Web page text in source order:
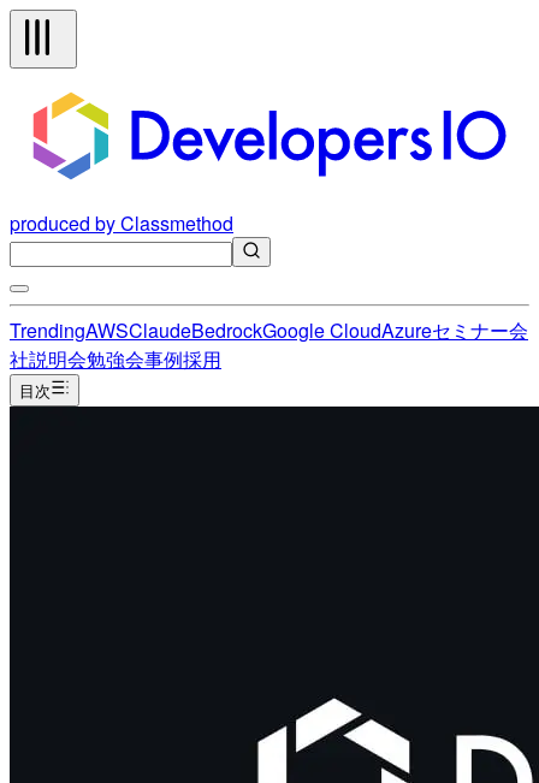
produced by Classmethod
TrendingAWSClaudeBedrockGoogle CloudAzureセミナー会
社説明会勉強会事例採用
目次